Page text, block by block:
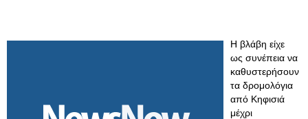
Η βλάβη είχε
ως συνέπεια να
καθυστερήσουν
τα δρομολόγια
από Κηφισιά
μέχρι